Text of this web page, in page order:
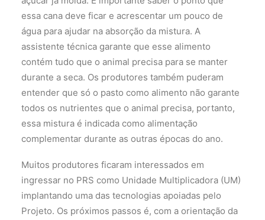
essa cana deve ficar e acrescentar um pouco de
água para ajudar na absorção da mistura. A
assistente técnica garante que esse alimento
contém tudo que o animal precisa para se manter
durante a seca. Os produtores também puderam
entender que só o pasto como alimento não garante
todos os nutrientes que o animal precisa, portanto,
essa mistura é indicada como alimentação
complementar durante as outras épocas do ano.
Muitos produtores ficaram interessados em
ingressar no PRS como Unidade Multiplicadora (UM)
implantando uma das tecnologias apoiadas pelo
Projeto. Os próximos passos é, com a orientação da